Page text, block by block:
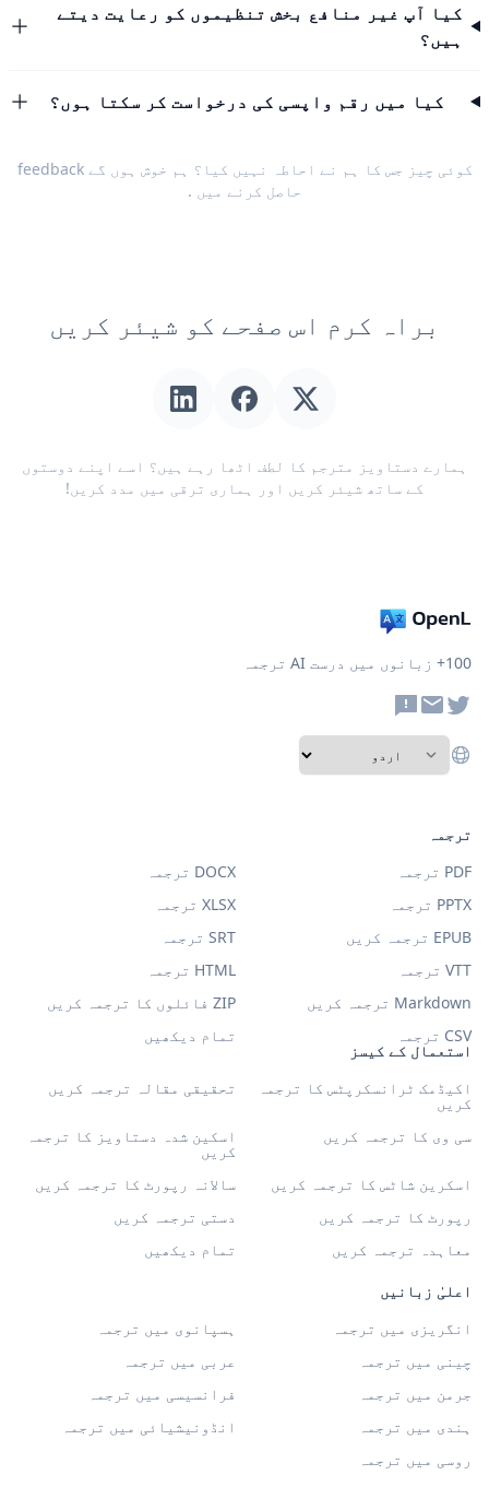
کیا آپ غیر منافع بخش تنظیموں کو رعایت دیتے
ہیں؟
کیا میں رقم واپسی کی درخواست کر سکتا ہوں؟
کوئی چیز جس کا ہم نے احاطہ نہیں کیا؟ ہم خوش ہوں گےfeedback
حاصل کرنے میں .
براہ کرم اس صفحے کو شیئر کریں
ہمارے دستاویز مترجم کا لطف اٹھا رہے ہیں؟ اسے اپنے دوستوں
کے ساتھ شیئر کریں اور ہماری ترقی میں مدد کریں!
100+ زبانوں میں درست AI ترجمہ
استعمال کے کیسز
اکیڈمک ٹرانسکرپٹس کا ترجمہ
کریں
تحقیقی مقالہ ترجمہ کریں
سی وی کا ترجمہ کریں اسکین شدہ دستاویز کا ترجمہ
کریں
اسکرین شاٹس کا ترجمہ کریں
سالانہ رپورٹ کا ترجمہ کریں
رپورٹ کا ترجمہ کریں
دستی ترجمہ کریں
معاہدہ ترجمہ کریں
تمام دیکھیں
اعلیٰ زبانیں
انگریزی میں ترجمہ
ہسپانوی میں ترجمہ
چینی میں ترجمہ
عربی میں ترجمہ
جرمن میں ترجمہ
فرانسیسی میں ترجمہ
ہندی میں ترجمہ
انڈونیشیائی میں ترجمہ
روسی میں ترجمہ
ترجمہ
PDF ترجمہ
DOCX ترجمہ
PPTX ترجمہ
XLSX ترجمہ
EPUB ترجمہ کریں
SRT ترجمہ
VTT ترجمہ
HTML ترجمہ
Markdown ترجمہ کریں
ZIP فائلوں کا ترجمہ کریں
CSV ترجمہ
تمام دیکھیں